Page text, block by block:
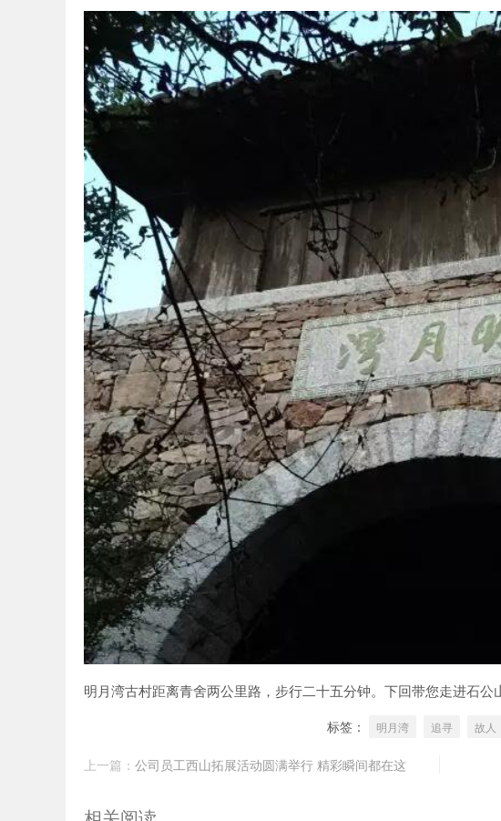
明月湾古村距离青舍两公里路，步行二十五分钟。下回带您走进石
标签： 明月湾 追寻 故人
上一篇： 公司员工西山拓展活动圆满举行 精彩瞬间都在这